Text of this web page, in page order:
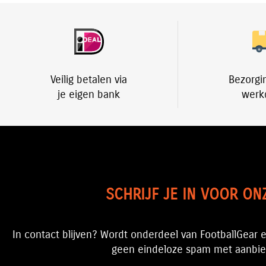
Veilig betalen via
je eigen bank
SCHRIJF JE IN VOOR
In contact blijven? Wordt onderdeel van FootballGear
geen eindeloze spam met